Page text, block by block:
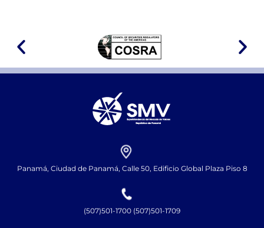
Panamá, Ciudad de Panamá, Calle 50, Edificio Global Plaza Piso 8
(507)501-1700 (507)501-1709